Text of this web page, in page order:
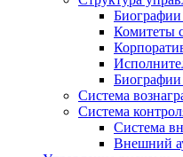
Биографии
Комитеты
Биографии
Система
Система
Система
Внешний